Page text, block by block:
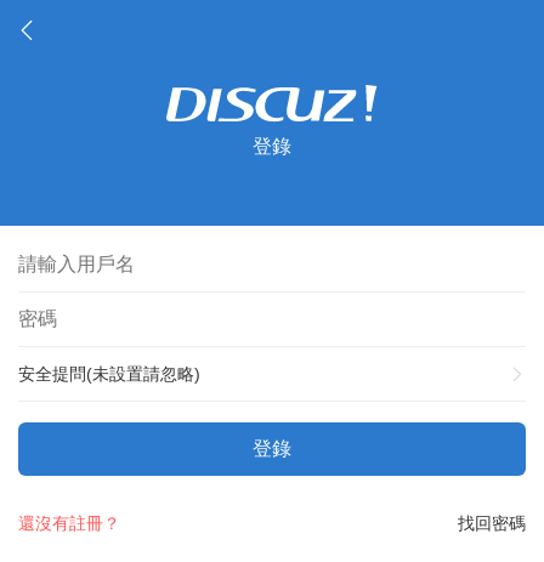
登錄
安全提問(未設置請忽略)
登錄
找回密碼
還沒有註冊？